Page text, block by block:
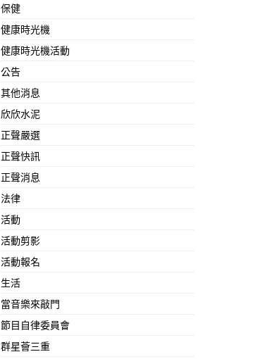
保健
健康時光機
健康時光機活動
公告
其他消息
欣欣水泥
正聲嚴選
正聲快訊
正聲消息
法律
活動
活動剪影
活動報名
生活
當音樂來敲門
節目自律委員會
群星薈三重